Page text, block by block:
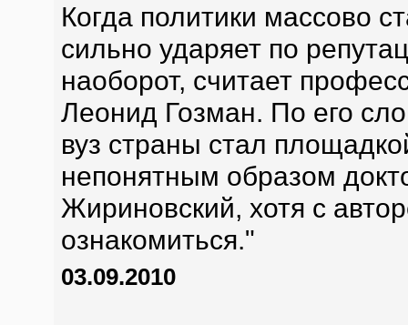
Когда политики массово
сильно ударяет по
наоборот, считает
Леонид Гозман. По его
вуз страны стал
непонятным образом
Жириновский, хотя с
ознакомиться."
03.09.2010